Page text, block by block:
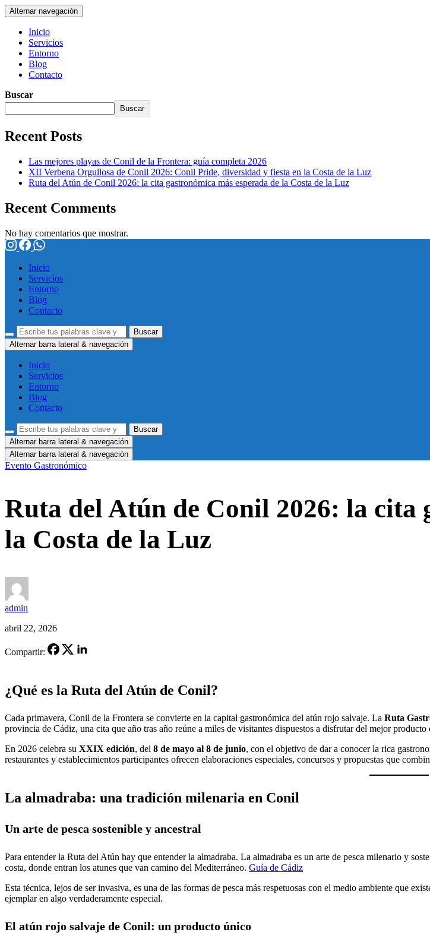
Alternar navegación
Inicio
Servicios
Entorno
Blog
Contacto
Buscar
Buscar
Recent Posts
Las mejores playas de Conil de la Frontera: guía completa 2026
XII Verbena Orgullosa de Conil 2026: Conil Pride, diversidad y fiesta en la Costa de la Luz
Ruta del Atún de Conil 2026: la cita gastronómica más esperada de la Costa de la Luz
Recent Comments
No hay comentarios que mostrar.
Inicio
Servicios
Entorno
Blog
Contacto
Alternar barra lateral & navegación
Inicio
Servicios
Entorno
Blog
Contacto
Alternar barra lateral & navegación
Alternar barra lateral & navegación
Evento Gastronómico
Ruta del Atún de Conil 2026: la cita
la Costa de la Luz
admin
abril 22, 2026
Compartir:
¿Qué es la Ruta del Atún de Conil?
Cada primavera, Conil de la Frontera se convierte en la capital gastronómica del atún rojo salvaje. La Ruta
provincia de Cádiz, una cita que año tras año reúne a miles de visitantes dispuestos a disfrutar del mejor
En 2026 celebra su XXIX edición, del 8 de mayo al 8 de junio, con el objetivo de dar a conocer la rica
restaurantes y establecimientos participantes ofrecen elaboraciones especiales, concursos y propuestas que
La almadraba: una tradición milenaria en Conil
Un arte de pesca sostenible y ancestral
Para entender la Ruta del Atún hay que entender la almadraba. La almadraba es un arte de pesca milenario y
costa, donde entran los atunes que van camino del Mediterráneo. Guía de Cádiz
Esta técnica, lejos de ser invasiva, es una de las formas de pesca más respetuosas con el medio ambiente que
ejemplar en algo verdaderamente especial.
El atún rojo salvaje de Conil: un producto único